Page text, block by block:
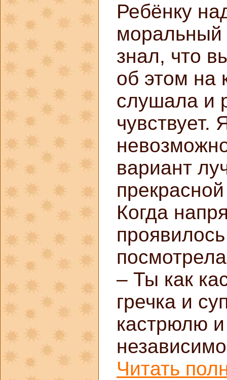
Ребёнку
моральный
знал, что
об этом на
слушала и
чувствует.
вариант
Когда
– Ты как
гречка и
кастрюлю и
Читать